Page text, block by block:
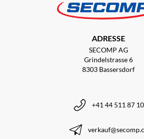
ADRESSE
SECOMP AG
Grindelstrasse 6
8303 Bassersdorf
+41 44 511 87 10